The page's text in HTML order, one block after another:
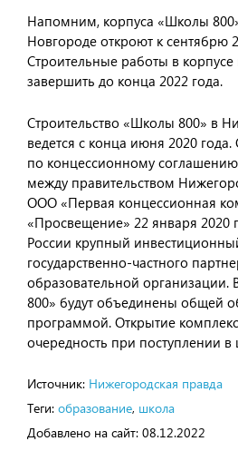
Напомним, корпуса «Школы
Новгороде откроют к сентябрю
Строительные работы в корпусе
завершить до конца 2022 года.
Строительство «Школы 800» в
ведется с конца июня 2020 года.
по концессионному
между правительством
ООО «Первая концессионная
«Просвещение» 22 января 2020
России крупный
государственно-частного
образовательной организации.
800» будут объединены общей
программой. Открытие
очередность при поступлении
Источник: Нижегородская правда
Теги: образование, школа
Добавлено на сайт: 08.12.2022